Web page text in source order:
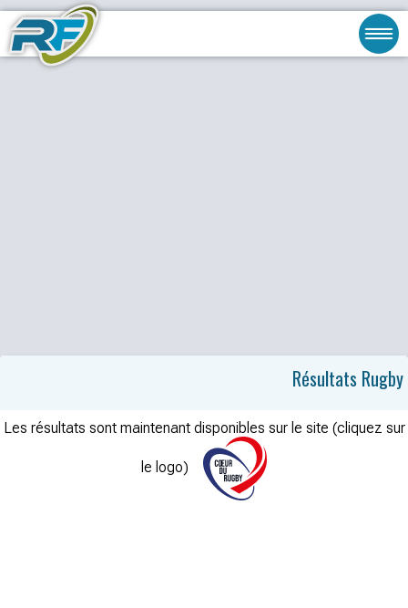
Résultats Rugby
Les résultats sont maintenant disponibles sur le site (cliquez sur
le logo)